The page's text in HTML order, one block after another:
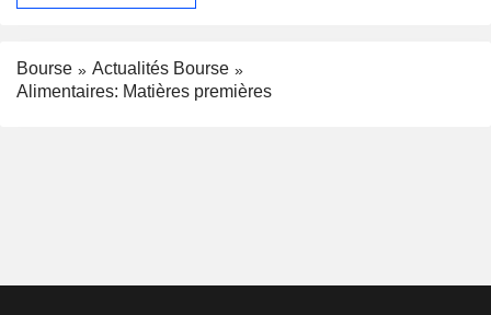
Bourse
Actualités Bourse
Alimentaires: Matières premières